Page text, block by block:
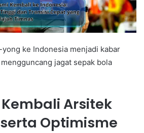
ke Indonesia menjadi kabar
jagat sepak bola
Arsitek
Optimisme